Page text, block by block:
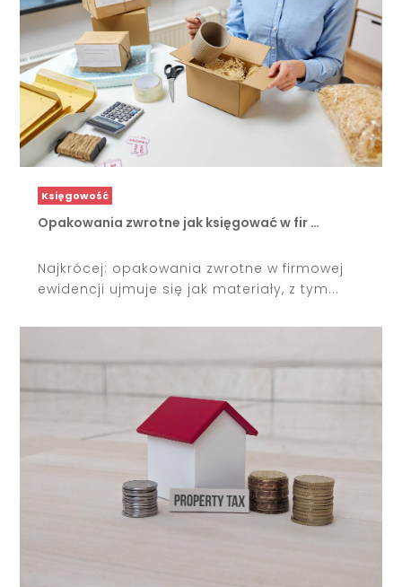
Księgowość
Opakowania zwrotne jak księgować w fir …
Najkrócej: opakowania zwrotne w firmowej
ewidencji ujmuje się jak materiały, z tym...